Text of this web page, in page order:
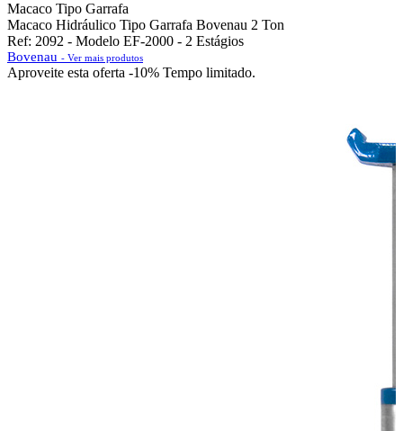
Macaco Tipo Garrafa
Macaco Hidráulico Tipo Garrafa Bovenau 2 Ton
Ref: 2092 - Modelo EF-2000 - 2 Estágios
Bovenau - Ver mais produtos
Aproveite esta oferta -10% Tempo limitado.